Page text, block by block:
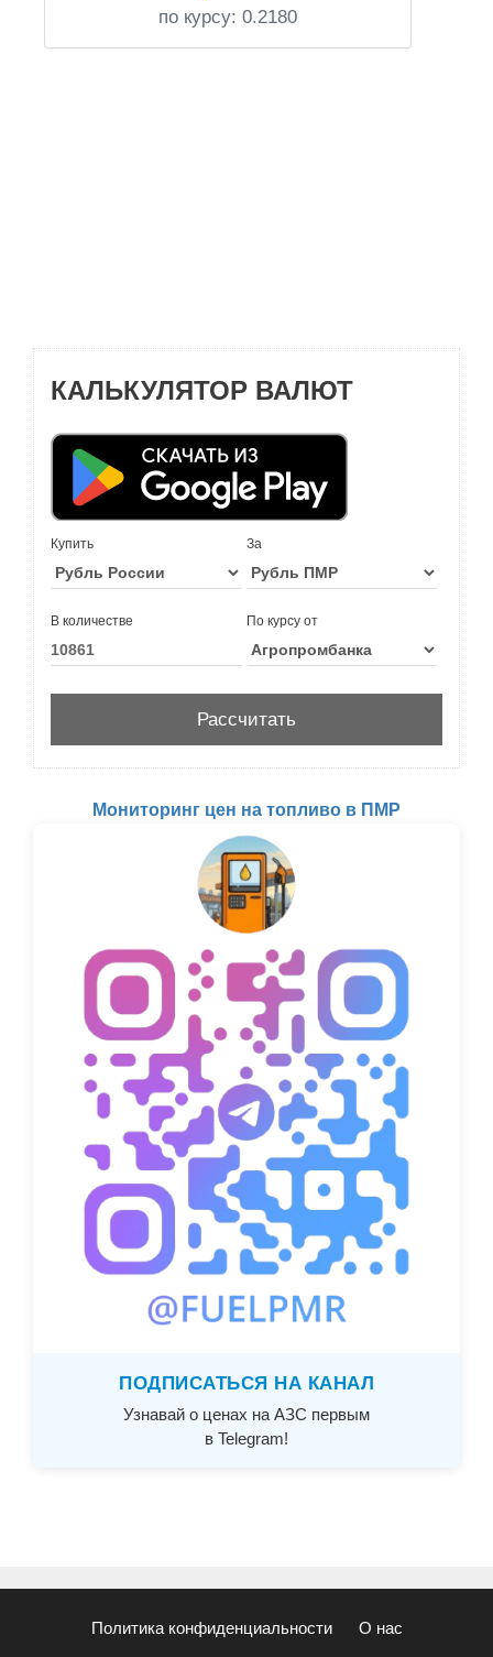
по курсу: 0.2180
КАЛЬКУЛЯТОР ВАЛЮТ
Купить За
В количестве По курсу от
Мониторинг цен на топливо в ПМР
ПОДПИСАТЬСЯ НА КАНАЛ
Узнавай о ценах на АЗС первым
в Telegram!
Политика конфиденциальности О нас